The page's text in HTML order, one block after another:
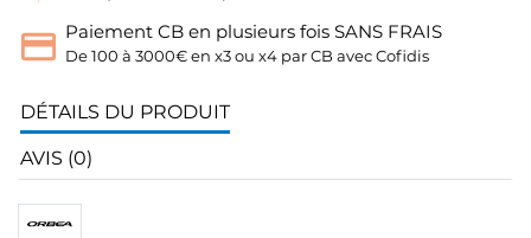
Paiement CB en plusieurs fois SANS FRAIS
De 100 à 3000€ en x3 ou x4 par CB avec Cofidis
DÉTAILS DU PRODUIT
AVIS (0)